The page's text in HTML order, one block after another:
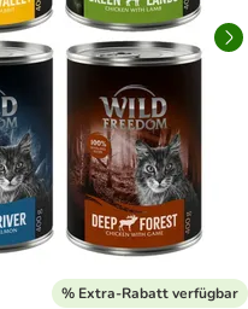
% Extra-Rabatt verfügbar